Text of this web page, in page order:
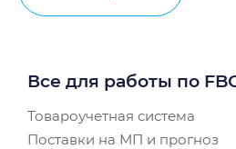
Все для работы по
Товароучетная система
Поставки на МП и прогноз